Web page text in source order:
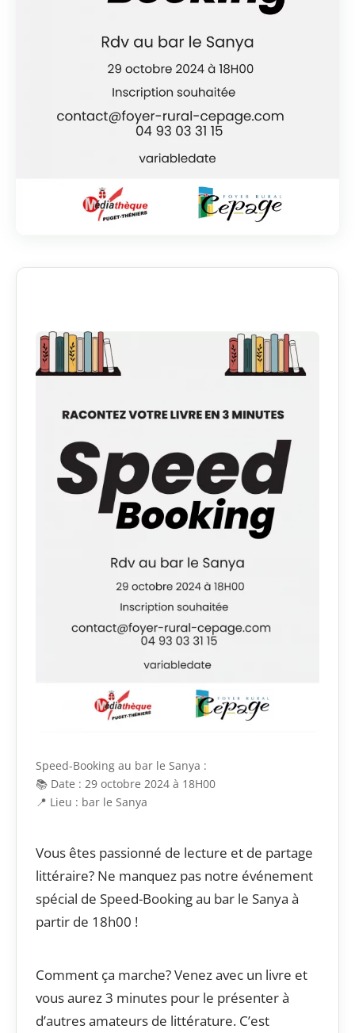
Speed-Booking au bar le Sanya :
📚 Date : 29 octobre 2024 à 18H00
📍 Lieu : bar le Sanya
Vous êtes passionné de lecture et de partage
littéraire? Ne manquez pas notre événement
spécial de Speed-Booking au bar le Sanya à
partir de 18h00 !
Comment ça marche? Venez avec un livre et
vous aurez 3 minutes pour le présenter à
d’autres amateurs de littérature. C’est